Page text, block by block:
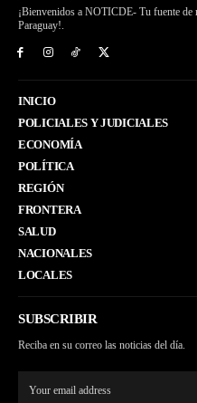
¡Bienvenidos a NOTICDE- Tu fuente de
Paraguay!.
INICIO
POLICIALES Y JUDICIALES
ECONOMÍA
POLÍTICA
REGIÓN
FRONTERA
SALUD
NACIONALES
LOCALES
SUBSCRIBIR
Reciba en su correo las noticias del día.